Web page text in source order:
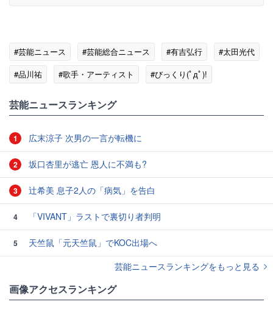
#芸能ニュース #芸能総合ニュース #有吉弘行
#太田光代
#品川祐
#歌手・アーティスト #びっくり(ﾟдﾟ)!
芸能ニュースランキング
1 広末涼子 次男の一言が転機に
2 坂口杏里が逃亡 恩人に不満も?
3 辻希美 息子2人の「病気」を告白
4 「VIVANT」ラストで裏切り者判明
5
天竺鼠「元天竺鼠」でKOC出場へ
芸能ニュースランキングをもっと見る
画像アクセスランキング